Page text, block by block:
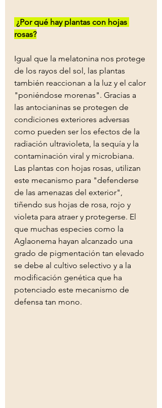
rosas?
Igual que la melatonina nos protege
de los rayos del sol, las plantas
también reaccionan a la luz y el calor
"poniéndose morenas". Gracias a
las antocianinas se protegen de
condiciones exteriores adversas
como pueden ser los efectos de la
radiación ultravioleta, la sequía y la
contaminación viral y microbiana.
Las plantas con hojas rosas, utilizan
este mecanismo para "defenderse
de las amenazas del exterior",
tiñendo sus hojas de rosa, rojo y
violeta para atraer y protegerse. El
que muchas especies como la
Aglaonema hayan alcanzado una
grado de pigmentación tan elevado
se debe al cultivo selectivo y a la
modificación genética que ha
potenciado este mecanismo de
defensa tan mono.